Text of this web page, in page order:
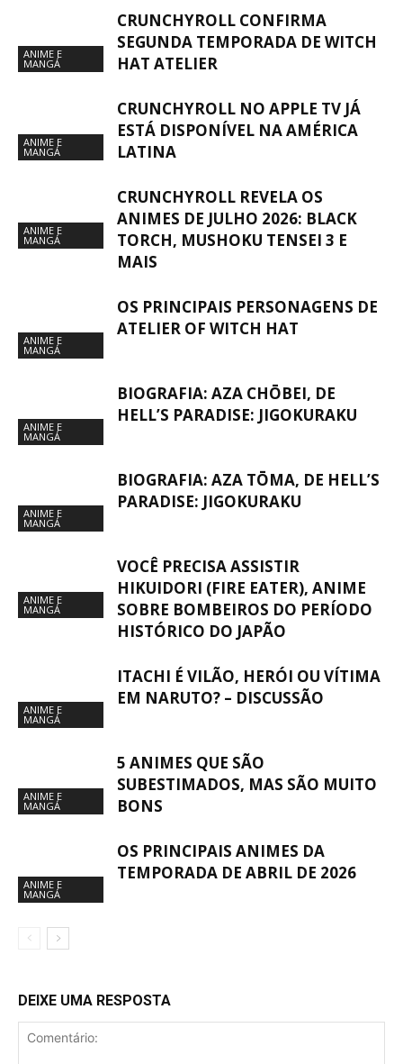
ANIME E
MANGÁ
CRUNCHYROLL CONFIRMA
SEGUNDA TEMPORADA DE WITCH
HAT ATELIER
ANIME E
MANGÁ
CRUNCHYROLL NO APPLE TV JÁ
ESTÁ DISPONÍVEL NA AMÉRICA
LATINA
ANIME E
MANGÁ
CRUNCHYROLL REVELA OS
ANIMES DE JULHO 2026: BLACK
TORCH, MUSHOKU TENSEI 3 E
MAIS
ANIME E
MANGÁ
OS PRINCIPAIS PERSONAGENS DE
ATELIER OF WITCH HAT
ANIME E
MANGÁ
BIOGRAFIA: AZA CHŌBEI, DE
HELL’S PARADISE: JIGOKURAKU
ANIME E
MANGÁ
BIOGRAFIA: AZA TŌMA, DE HELL’S
PARADISE: JIGOKURAKU
ANIME E
MANGÁ
VOCÊ PRECISA ASSISTIR
HIKUIDORI (FIRE EATER), ANIME
SOBRE BOMBEIROS DO PERÍODO
HISTÓRICO DO JAPÃO
ANIME E
MANGÁ
ITACHI É VILÃO, HERÓI OU VÍTIMA
EM NARUTO? – DISCUSSÃO
ANIME E
MANGÁ
5 ANIMES QUE SÃO
SUBESTIMADOS, MAS SÃO MUITO
BONS
ANIME E
MANGÁ
OS PRINCIPAIS ANIMES DA
TEMPORADA DE ABRIL DE 2026
DEIXE UMA RESPOSTA